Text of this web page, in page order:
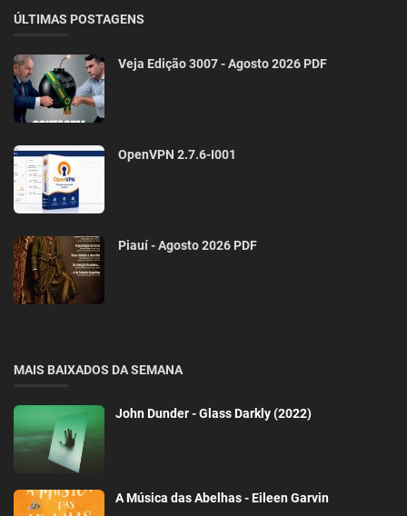
ÚLTIMAS POSTAGENS
Veja Edição 3007 - Agosto 2026 PDF
OpenVPN 2.7.6-I001
Piauí - Agosto 2026 PDF
MAIS BAIXADOS DA SEMANA
John Dunder - Glass Darkly (2022)
A Música das Abelhas - Eileen Garvin